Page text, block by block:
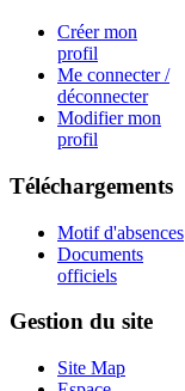
Créer mon
profil
Me connecter /
déconnecter
Modifier mon
profil
Téléchargements
Motif d'absences
Documents
officiels
Gestion du site
Site Map